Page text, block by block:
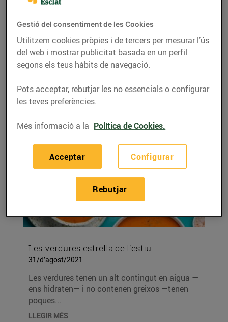
Pastís de verdures
02/de setembre/2021
pebrots vermells 3 patates 4 carbasses 250 ml
de...
LLEGIR MÉS
Les verdures estrella de l'estiu
31/d’agost/2021
Les verdures tenen un alt contingut en aigua —
ens hidraten— i no contenen greixos —tenen
poques...
LLEGIR MÉS
Gestió del consentiment de les Cookies
Utilitzem cookies pròpies i de tercers per mesurar l’ús
del web i mostrar publicitat basada en un perfil
segons els teus hàbits de navegació.
Pots acceptar, rebutjar les no essencials o configurar
les teves preferències.
Més informació a la Política de Cookies.
Configurar
Rebutjar
Acceptar